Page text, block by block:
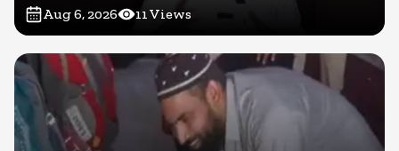
Aug 6, 2026 11 Views